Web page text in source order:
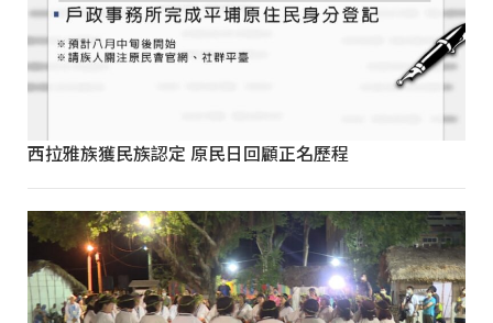
西拉雅族獲民族認定 原民日回顧正名歷程